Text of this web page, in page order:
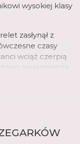
wysokiej klasy
zasłynął z
czasy
wciąż czerpią
zegarmistrza.